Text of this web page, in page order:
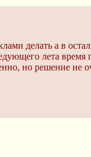
делать а в
лета время
но решение не